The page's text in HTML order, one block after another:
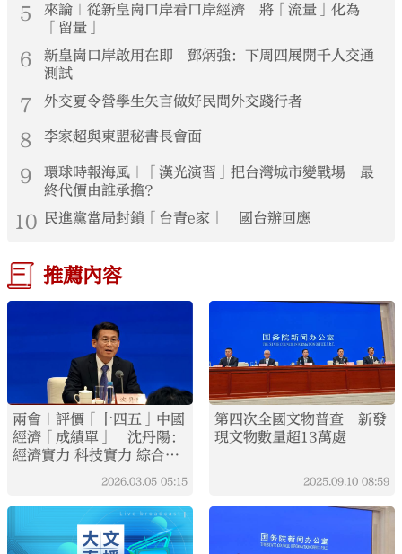
5
來論｜從新皇崗口岸看口岸經濟 將「流量」化為
「留量」
6
新皇崗口岸啟用在即 鄧炳強：下周四展開千人交通
測試
7 外交夏令營學生矢言做好民間外交踐行者
8 李家超與東盟秘書長會面
9
環球時報海風｜「漢光演習」把台灣城市變戰場 最
終代價由誰承擔？
10 民進黨當局封鎖「台青e家」 國台辦回應
推薦內容
兩會｜評價「十四五」中國
經濟「成績單」 沈丹陽：
經濟實力 科技實力 綜合國
2026.03.05 05:15
第四次全國文物普查 新發
現文物數量超13萬處
2025.09.10 08:59